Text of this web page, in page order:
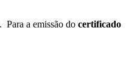
Para a emissão do certificado